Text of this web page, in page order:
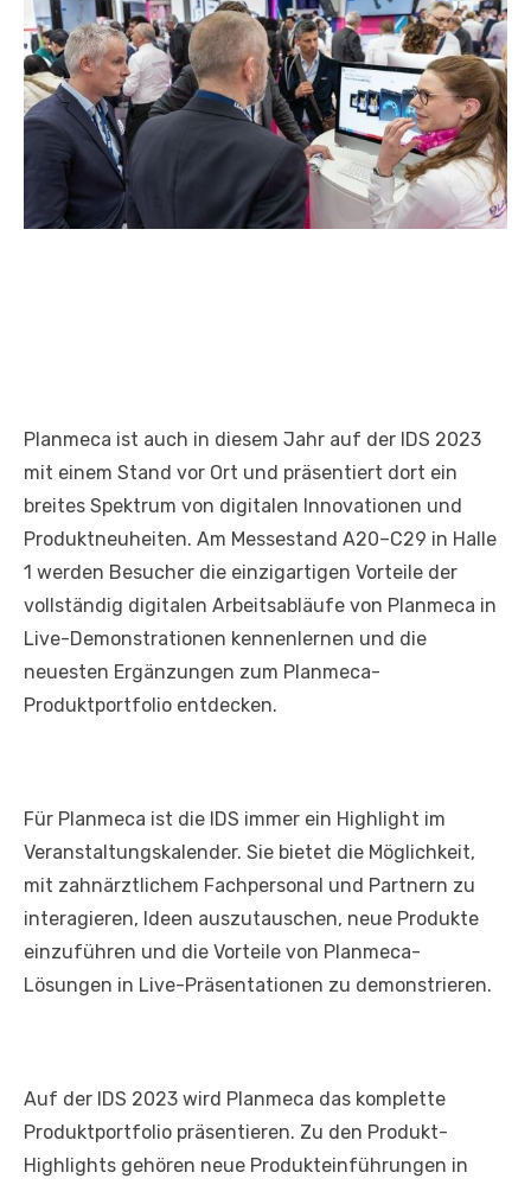
Planmeca ist auch in diesem Jahr auf der IDS 2023
mit einem Stand vor Ort und präsentiert dort ein
breites Spektrum von digitalen Innovationen und
Produktneuheiten. Am Messestand A20–C29 in Halle
1 werden Besucher die einzigartigen Vorteile der
vollständig digitalen Arbeitsabläufe von Planmeca in
Live-Demonstrationen kennenlernen und die
neuesten Ergänzungen zum Planmeca-
Produktportfolio entdecken.
Für Planmeca ist die IDS immer ein Highlight im
Veranstaltungskalender. Sie bietet die Möglichkeit,
mit zahnärztlichem Fachpersonal und Partnern zu
interagieren, Ideen auszutauschen, neue Produkte
einzuführen und die Vorteile von Planmeca-
Lösungen in Live-Präsentationen zu demonstrieren.
Auf der IDS 2023 wird Planmeca das komplette
Produktportfolio präsentieren. Zu den Produkt-
Highlights gehören neue Produkteinführungen in